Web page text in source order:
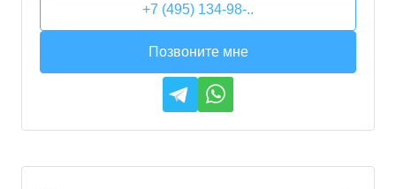
+7 (495) 134-98-..
Позвоните мне